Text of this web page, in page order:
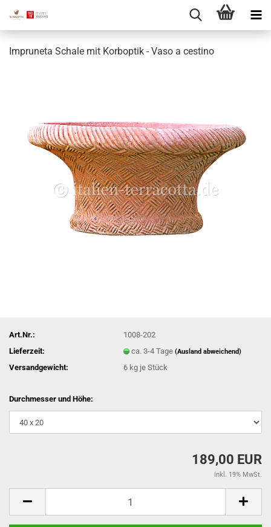
Impruneta Schale mit Korboptik - Vaso a cestino
Art.Nr.:
1008-202
Lieferzeit:
ca. 3-4 Tage(Ausland abweichend)
Versandgewicht: 6 kg je Stück
Durchmesser und Höhe:
189,00 EUR
inkl. 19% MwSt.